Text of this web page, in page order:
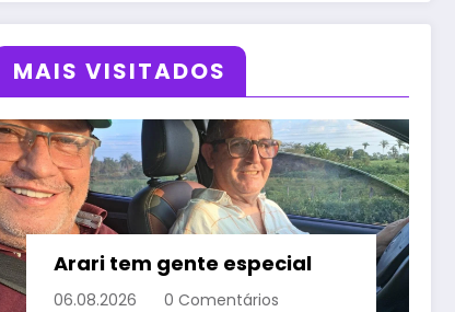
MAIS VISITADOS
Arari tem gente especial
06.08.2026 0 Comentários